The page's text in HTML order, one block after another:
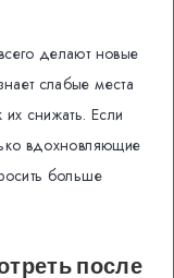
делают новые
слабые места
снижать. Если
вдохновляющие
больше
после